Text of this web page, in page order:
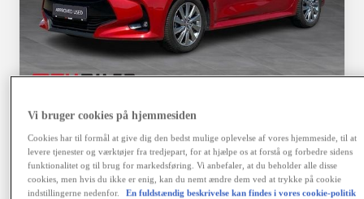
Toyota Yaris
Yaris 4A Hatchback 1.5 hybrid (116 hk) aut. gear Active -
Nykøbing Mors
HYBRID
Vi bruger cookies på hjemmesiden
Cookies har til formål at give dig den bedst mulige oplevelse af vores hjemmeside, til at
levere tjenester og værktøjer fra tredjepart, for at hjælpe os at forstå og forbedre sidens
funktionalitet og til brug for markedsføring. Vi anbefaler, at du beholder alle disse
cookies, men hvis du ikke er enig, kan du nemt ændre dem ved at trykke på cookie
indstillingerne nedenfor.
En fuldstændig beskrivelse kan findes i vores cookie-politik